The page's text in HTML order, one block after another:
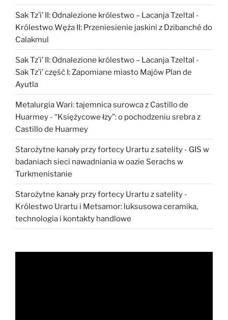
Sak Tz’i’ II: Odnalezione królestwo – Lacanja Tzeltal -
Królestwo Węża II: Przeniesienie jaskini z Dzibanché do
Calakmul
Sak Tz’i’ II: Odnalezione królestwo – Lacanja Tzeltal -
Sak Tz’i’ część I: Zapomiane miasto Majów Plan de
Ayutla
Metalurgia Wari: tajemnica surowca z Castillo de
Huarmey - “Księżycowe łzy”: o pochodzeniu srebra z
Castillo de Huarmey
Starożytne kanały przy fortecy Urartu z satelity - GIS w
badaniach sieci nawadniania w oazie Serachs w
Turkmenistanie
Starożytne kanały przy fortecy Urartu z satelity -
Królestwo Urartu i Metsamor: luksusowa ceramika,
technologia i kontakty handlowe